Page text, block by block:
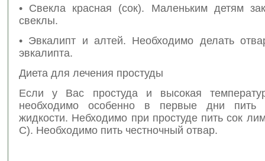
• Свекла красная (сок). Маленьким детям
свеклы.
• Эвкалипт и алтей. Необходимо делать
эвкалипта.
Диета для лечения простуды
Если у Вас простуда и высокая
необходимо особенно в первые дни пить
жидкости. Небходимо при простуде пить сок
С). Необходимо пить честночный отвар.